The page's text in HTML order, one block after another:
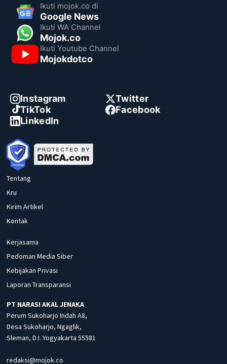
Ikuti mojok.co di
Google News
Ikuti WA Channel
Mojok.co
Ikuti Youtube Channel
Mojokdotco
Instagram
Twitter
TikTok
Facebook
LinkedIn
Tentang
Kru
Kirim Artikel
Kontak
Kerjasama
Pedoman Media Siber
Kebijakan Privasi
Laporan Transparansi
PT NARASI AKAL JENAKA
Perum Sukoharjo Indah A8,
Desa Sukoharjo, Ngaglik,
Sleman, D.I. Yogyakarta 55581
redaksi@mojok.co